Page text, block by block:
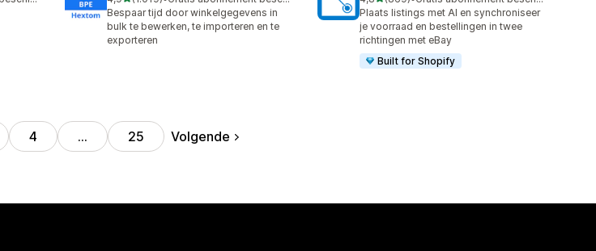
1019 recensies in totaal
Bespaar tijd door winkelgegevens in
bulk te bewerken, te importeren en te
exporteren
869 recensies in totaal
Plaats listings met AI en synchroniseer
je voorraad en bestellingen in twee
richtingen met eBay
Built for Shopify
4 … 25 Volgende